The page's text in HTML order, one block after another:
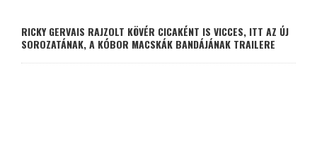
RICKY GERVAIS RAJZOLT KÖVÉR CICAKÉNT IS VICCES, ITT AZ ÚJ
SOROZATÁNAK, A KÓBOR MACSKÁK BANDÁJÁNAK TRAILERE